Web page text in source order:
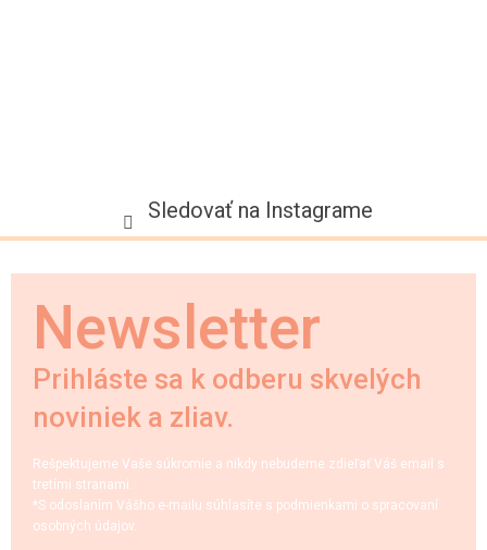
Sledovať na Instagrame
Newsletter
Prihláste sa k odberu skvelých
noviniek a zliav.
Rešpektujeme Vaše súkromie a nikdy nebudeme zdieľať Váš email s
tretími stranami.
*S odoslaním Vášho e-mailu súhlasíte s podmienkami o spracovaní
osobných údajov.